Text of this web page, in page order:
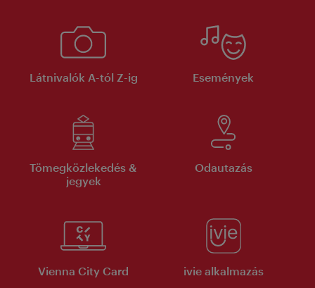
Látnivalók A-tól Z-ig Események
Tömegközlekedés &
jegyek
Odautazás
Vienna City Card ivie alkalmazás